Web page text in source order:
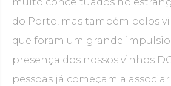
do Porto, mas também pelos
que foram um grande
presença dos nossos vinhos
pessoas já começam a